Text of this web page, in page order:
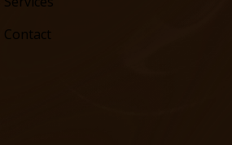
Contact